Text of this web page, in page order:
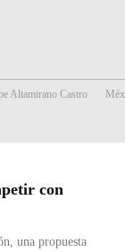
Altamirano Castro
con
una propuesta